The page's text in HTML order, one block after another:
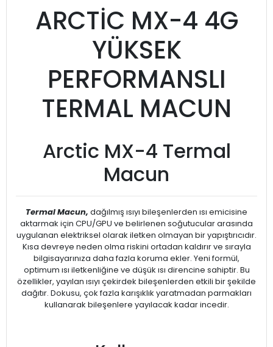
ARCTİC MX-4 4G
YÜKSEK
PERFORMANSLI
TERMAL MACUN
Arctic MX-4 Termal
Macun
Termal Macun, dağılmış ısıyı bileşenlerden ısı emicisine
aktarmak için CPU/GPU ve belirlenen soğutucular arasında
uygulanan elektriksel olarak iletken olmayan bir yapıştırıcıdır.
Kısa devreye neden olma riskini ortadan kaldırır ve sırayla
bilgisayarınıza daha fazla koruma ekler. Yeni formül,
optimum ısı iletkenliğine ve düşük ısı direncine sahiptir. Bu
özellikler, yayılan ısıyı çekirdek bileşenlerden etkili bir şekilde
dağıtır. Dokusu, çok fazla karışıklık yaratmadan parmakları
kullanarak bileşenlere yayılacak kadar incedir.